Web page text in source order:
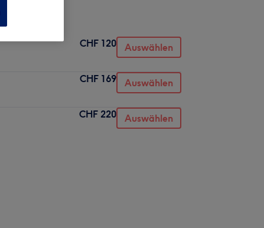
CHF 120 Auswählen
CHF 169 Auswählen
CHF 220 Auswählen